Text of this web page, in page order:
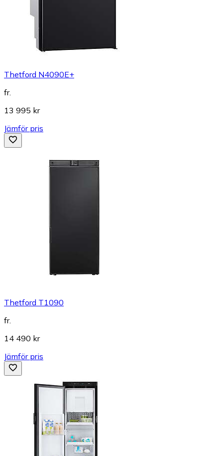
Thetford N4090E+
fr.
13 995 kr
Jämför pris
Thetford T1090
fr.
14 490 kr
Jämför pris